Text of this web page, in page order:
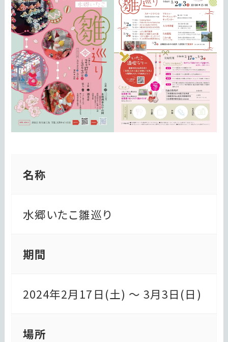
名称
水郷いたこ雛巡り
期間
2024年2月17日(土) 〜 3月3日(日)
場所